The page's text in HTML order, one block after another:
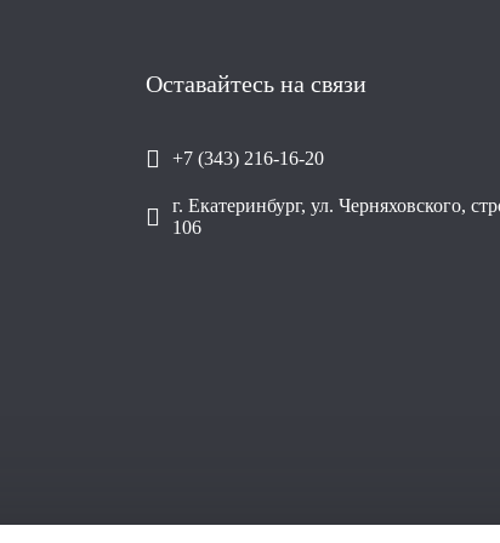
Оставайтесь на связи
+7 (343) 216-16-20
г. Екатеринбург, ул. Черняховского,
106